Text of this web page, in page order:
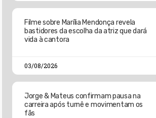
Filme sobre Marília Mendonça revela
bastidores da escolha da atriz que dará
vida à cantora
03/08/2026
Jorge & Mateus confirmam pausa na
carreira após turnê e movimentam os
fãs